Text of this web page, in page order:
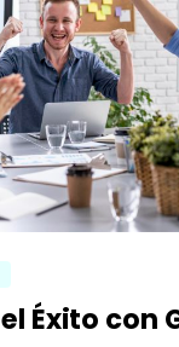
Éxito con